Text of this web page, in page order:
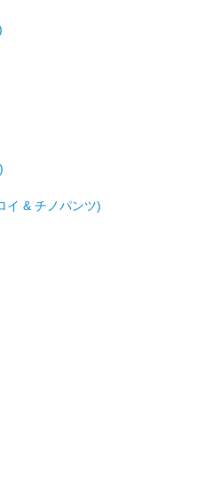
イ & チノパンツ)